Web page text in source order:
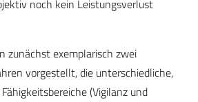
noch kein Leistungsverlust
zunächst exemplarisch zwei
vorgestellt, die unterschiedliche,
(Vigilanz und